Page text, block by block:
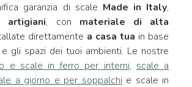
garanzia di scale Made in Italy,
artigiani, con materiale di alta
direttamente a casa tua in base
gli spazi dei tuoi ambienti. Le nostre
e scale in ferro per interni, scale a
a giorno e per soppalchie scale in